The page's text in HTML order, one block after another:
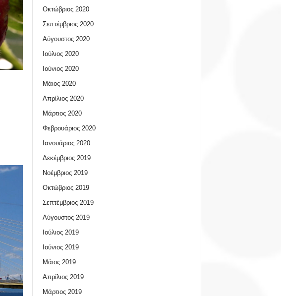
Οκτώβριος 2020
Σεπτέμβριος 2020
Αύγουστος 2020
Ιούλιος 2020
Ιούνιος 2020
Μάιος 2020
Απρίλιος 2020
Μάρτιος 2020
Φεβρουάριος 2020
Ιανουάριος 2020
Δεκέμβριος 2019
Νοέμβριος 2019
Οκτώβριος 2019
Σεπτέμβριος 2019
Αύγουστος 2019
Ιούλιος 2019
Ιούνιος 2019
Μάιος 2019
Απρίλιος 2019
Μάρτιος 2019